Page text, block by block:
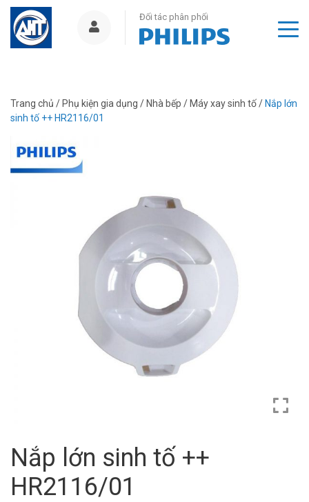
Đối tác phân phối
Trang chủ / Phụ kiện gia dụng / Nhà bếp / Máy xay sinh tố/ Nắp lớn
sinh tố ++ HR2116/01
Nắp lớn sinh tố ++
HR2116/01